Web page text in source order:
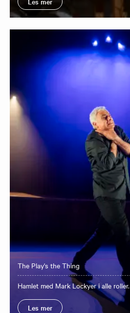
The Play's the Thing
Hamlet med Mark Lockyer i alle roller.
Les mer